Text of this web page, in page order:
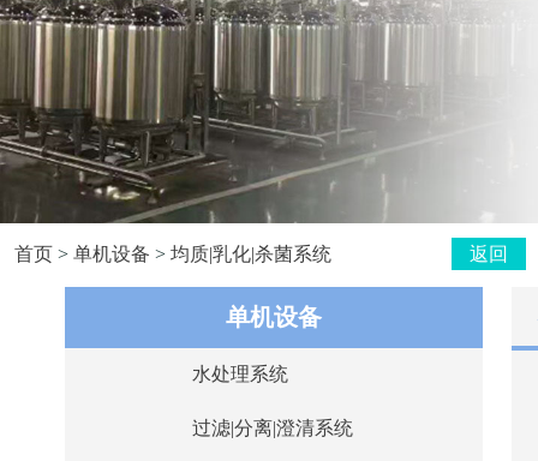
首页 > 单机设备 > 均质|乳化|杀菌系统 返回
单机设备
水处理系统
过滤|分离|澄清系统